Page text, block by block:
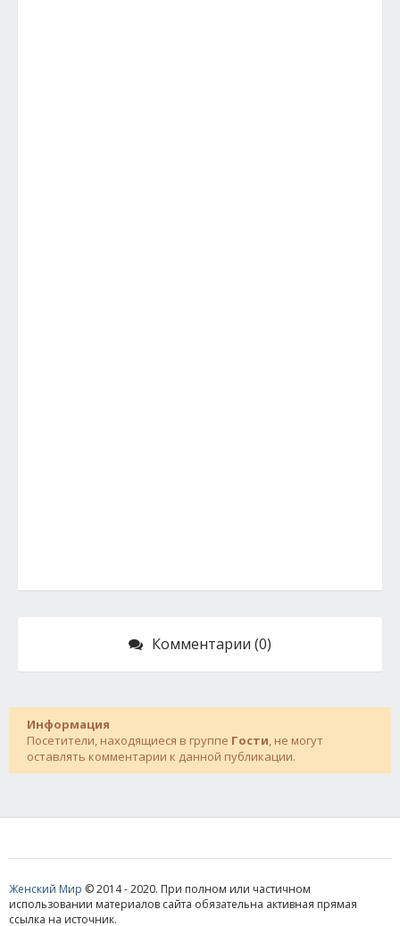
Комментарии (0)
Информация
Посетители, находящиеся в группе Гости, не могут
оставлять комментарии к данной публикации.
Женский Мир © 2014 - 2020. При полном или частичном
использовании материалов сайта обязательна активная прямая
ссылка на источник.